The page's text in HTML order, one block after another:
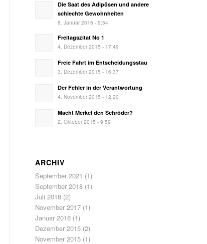
Die Saat des Adipösen und andere
schlechte Gewohnheiten
8. Januar 2016 - 9:54
Freitagszitat No 1
4. Dezember 2015 - 17:49
Freie Fahrt im Entscheidungsstau
3. Dezember 2015 - 16:37
Der Fehler in der Verantwortung
4. November 2015 - 12:20
Macht Merkel den Schröder?
2. Oktober 2015 - 9:59
ARCHIV
September 2021 (1)
September 2018 (1)
Juli 2018 (2)
November 2017 (1)
Januar 2016 (1)
Dezember 2015 (2)
November 2015 (1)